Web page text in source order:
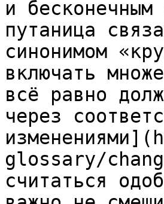
и
путаница
синонимом
включать
всё равно
через
glossary/
считаться